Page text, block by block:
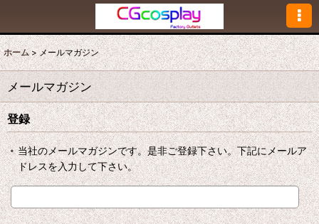
ホーム > メールマガジン
メールマガジン
登録
当社のメールマガジンです。是非ご登録下さい。下記にメールア
ドレスを入力して下さい。